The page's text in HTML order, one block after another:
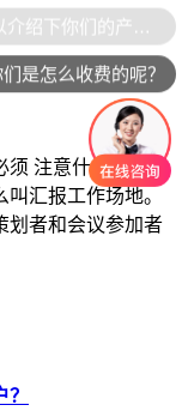
须 注意什么？要要
汇报工作场地。
划者和会议参加者
是怎么收费的呢？